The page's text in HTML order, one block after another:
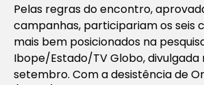
Pelas regras do encontro,
campanhas, participariam os seis
mais bem posicionados na
Ibope/Estado/TV Globo, divulgada
setembro. Com a desistência de